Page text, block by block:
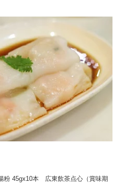
粉 45gx10本 広東飲茶点心（賞味期